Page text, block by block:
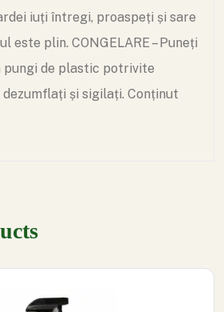
iuți întregi, proaspeți și sare
este plin. CONGELARE – Puneți
pungi de plastic potrivite
și sigilați. Conținut